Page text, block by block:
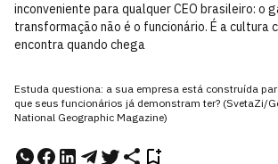
inconveniente para qualquer CEO brasileiro: o
transformação não é o funcionário. É a cultura
encontra quando chega
Estuda questiona: a sua empresa está construída
que seus funcionários já demonstram ter? (SvetaZi/
National Geographic Magazine)